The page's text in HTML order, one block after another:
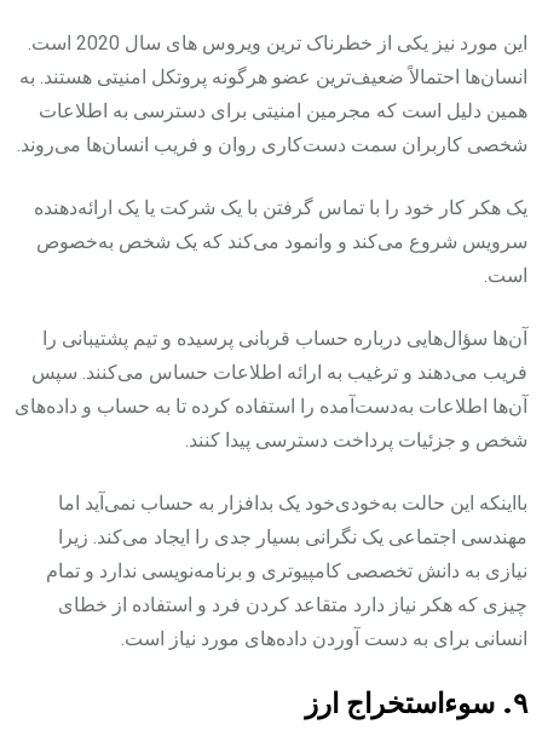
این مورد نیز یکی از خطرناک ترین ویروس های سال 2020 است.
انسان‌ها احتمالاً ضعیف‌ترین عضو هرگونه پروتکل امنیتی هستند. به‌
همین دلیل است که مجرمین امنیتی برای دسترسی به اطلاعات
شخصی کاربران سمت دست‌کاری روان و فریب انسان‌ها می‌روند.‌
یک هکر کار خود را با تماس گرفتن با یک شرکت یا یک ارائه‌دهنده
سرویس شروع می‌کند و وانمود می‌کند که یک شخص به‌خصوص
است.
آن‌ها سؤال‌هایی درباره حساب قربانی پرسیده و تیم پشتیبانی را
فریب می‌دهند و ترغیب به ارائه اطلاعات حساس می‌کنند. سپس
آن‌ها اطلاعات به‌دست‌آمده را استفاده کرده تا به حساب و داده‌های
شخص و جزئیات پرداخت دسترسی پیدا کنند.‌
بااینکه این حالت به‌خودی‌خود یک بدافزار به حساب نمی‌آید اما
مهندسی اجتماعی یک نگرانی بسیار جدی را ایجاد می‌کند. زیرا
نیازی به دانش تخصصی کامپیوتری و برنامه‌نویسی ندارد و تمام
چیزی که هکر نیاز دارد متقاعد کردن فرد و استفاده از خطای
انسانی برای به دست آوردن داده‌های مورد نیاز است.‌
۹. سوءاستخراج ارز‌